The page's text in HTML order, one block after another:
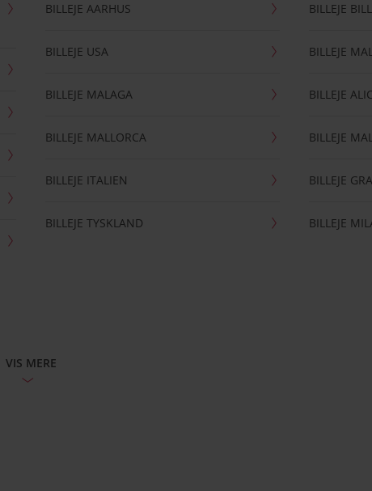
BILLEJE AARHUS
BILLEJE USA
BILLEJE MALAGA
BILLEJE MALLORCA
BILLEJE ITALIEN
BILLEJE TYSKLAND
BILLEJE
BILLEJE
BILLEJE
BILLEJE
BILLEJE
BILLEJE
VIS MERE